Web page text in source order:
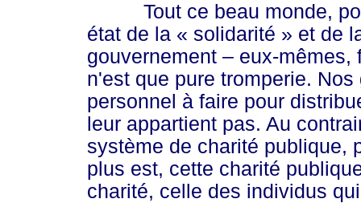
Tout ce beau monde,
état de la « solidarité » et de
gouvernement – eux-
n'est que pure tromperie.
personnel à faire pour
leur appartient pas. Au
système de charité publique,
plus est, cette charité
charité, celle des individus